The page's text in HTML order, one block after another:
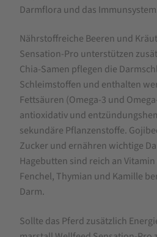
Darmflora und das
Nährstoffreiche Beeren und
Sensation-Pro unterstützen
Chia-Samen pflegen die
Schleimstoffen und enthalten
Fettsäuren (Omega-3 und
antioxidativ und
sekundäre Pflanzenstoffe.
Zucker und ernähren wichtige
Hagebutten sind reich an Vitamin
Fenchel, Thymian und Kamille
Darm.
Sollte das Pferd zusätzlich